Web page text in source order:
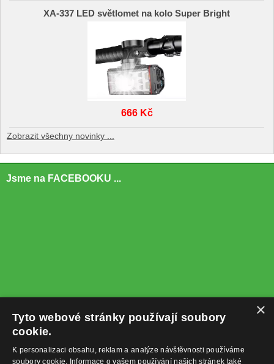
XA-337 LED světlomet na kolo Super Bright
666 Kč
Zobrazit všechny novinky ...
Jsme na FACEBOOKU ...
×
Tyto webové stránky používají soubory
cookie.
K personalizaci obsahu, reklam a analýze návštěvnosti používáme
soubory cookie. Informace o vašem používání našich stránek také